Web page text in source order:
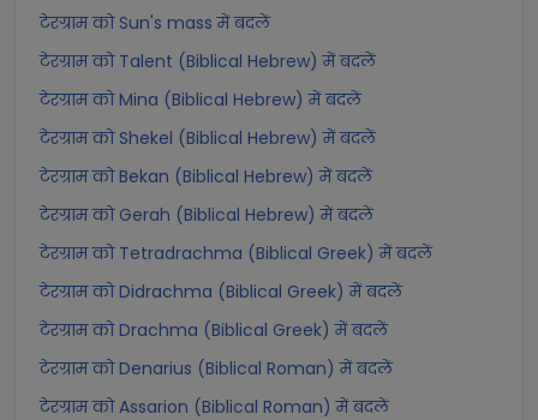
टेरग्राम को Sun's mass में बदलें
टेरग्राम को Talent (Biblical Hebrew) में बदलें
टेरग्राम को Mina (Biblical Hebrew) में बदलें
टेरग्राम को Shekel (Biblical Hebrew) में बदलें
टेरग्राम को Bekan (Biblical Hebrew) में बदलें
टेरग्राम को Gerah (Biblical Hebrew) में बदलें
टेरग्राम को Tetradrachma (Biblical Greek) में बदलें
टेरग्राम को Didrachma (Biblical Greek) में बदलें
टेरग्राम को Drachma (Biblical Greek) में बदलें
टेरग्राम को Denarius (Biblical Roman) में बदलें
टेरग्राम को Assarion (Biblical Roman) में बदलें